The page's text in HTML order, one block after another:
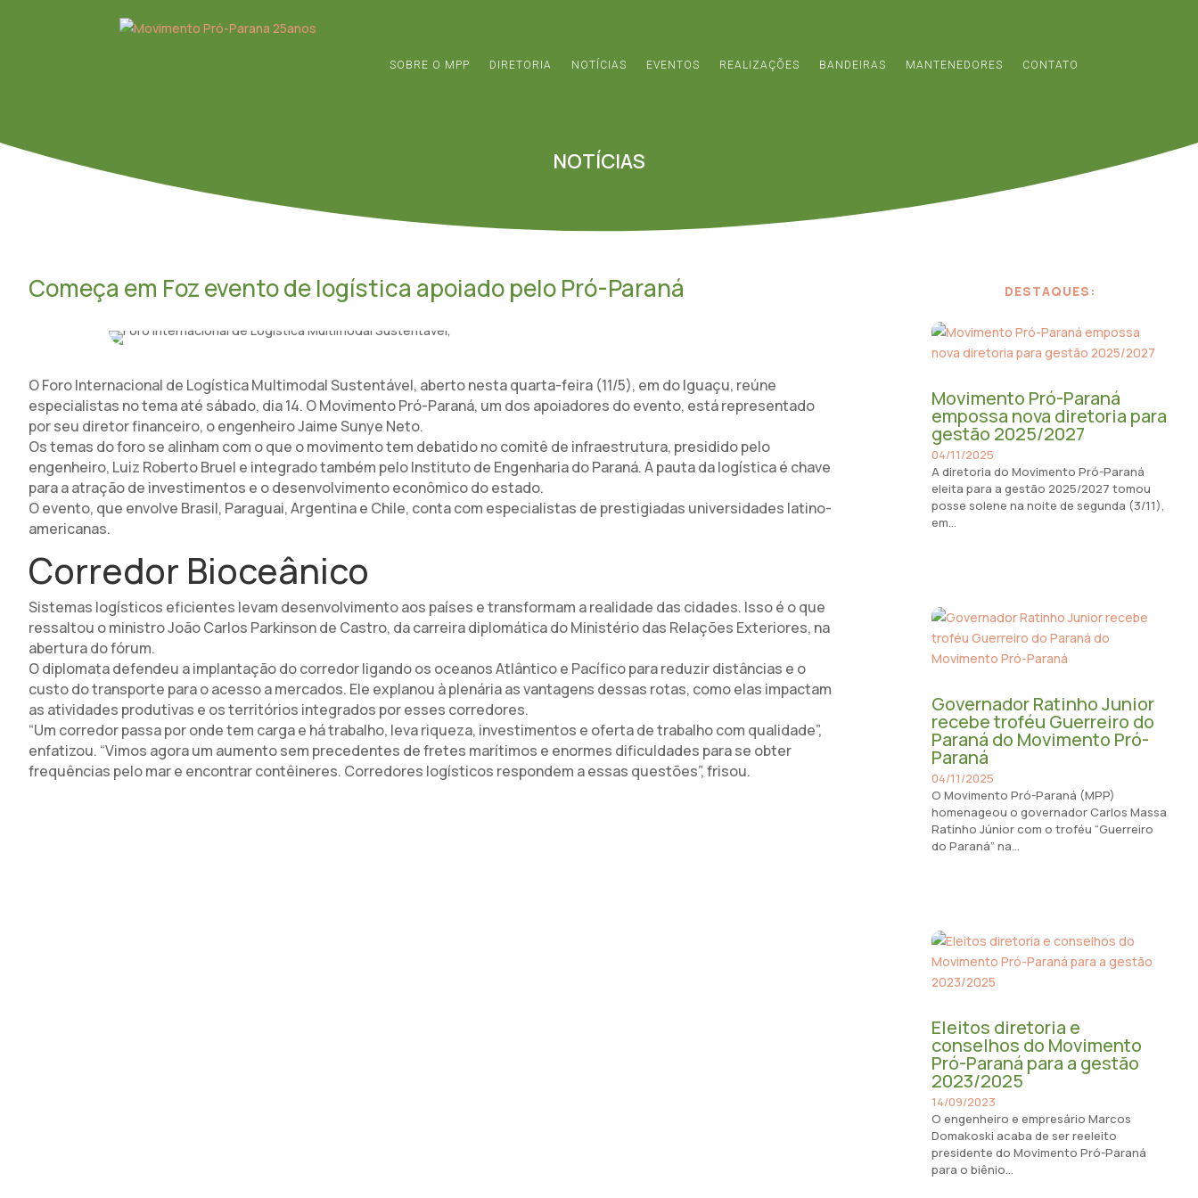
SOBRE O MPP DIRETORIA NOTÍCIAS EVENTOS REALIZAÇÕES BANDEIRAS MANTENEDORES CONTATO
NOTÍCIAS
Começa em Foz evento de logística apoiado pelo Pró-Paraná
O Foro Internacional de Logística Multimodal Sustentável, aberto nesta quarta-feira (11/5), em do Iguaçu, reúne
especialistas no tema até sábado, dia 14. O Movimento Pró-Paraná, um dos apoiadores do evento, está representado
por seu diretor financeiro, o engenheiro Jaime Sunye Neto.
Os temas do foro se alinham com o que o movimento tem debatido no comitê de infraestrutura, presidido pelo
engenheiro, Luiz Roberto Bruel e integrado também pelo Instituto de Engenharia do Paraná. A pauta da logística é chave
para a atração de investimentos e o desenvolvimento econômico do estado.
O evento, que envolve Brasil, Paraguai, Argentina e Chile, conta com especialistas de prestigiadas universidades latino-
americanas.
Corredor Bioceânico
Sistemas logísticos eficientes levam desenvolvimento aos países e transformam a realidade das cidades. Isso é o que
ressaltou o ministro João Carlos Parkinson de Castro, da carreira diplomática do Ministério das Relações Exteriores, na
abertura do fórum.
O diplomata defendeu a implantação do corredor ligando os oceanos Atlântico e Pacífico para reduzir distâncias e o
custo do transporte para o acesso a mercados. Ele explanou à plenária as vantagens dessas rotas, como elas impactam
as atividades produtivas e os territórios integrados por esses corredores.
“Um corredor passa por onde tem carga e há trabalho, leva riqueza, investimentos e oferta de trabalho com qualidade”,
enfatizou. “Vimos agora um aumento sem precedentes de fretes marítimos e enormes dificuldades para se obter
frequências pelo mar e encontrar contêineres. Corredores logísticos respondem a essas questões”, frisou.
DESTAQUES:
Movimento Pró-Paraná
empossa nova diretoria para
gestão 2025/2027
04/11/2025
A diretoria do Movimento Pró-Paraná
eleita para a gestão 2025/2027 tomou
posse solene na noite de segunda (3/11),
em...
Governador Ratinho Junior
recebe troféu Guerreiro do
Paraná do Movimento Pró-
Paraná
04/11/2025
O Movimento Pró-Paraná (MPP)
homenageou o governador Carlos Massa
Ratinho Júnior com o troféu “Guerreiro
do Paraná” na...
Eleitos diretoria e
conselhos do Movimento
Pró-Paraná para a gestão
2023/2025
14/09/2023
O engenheiro e empresário Marcos
Domakoski acaba de ser reeleito
presidente do Movimento Pró-Paraná
para o biênio...